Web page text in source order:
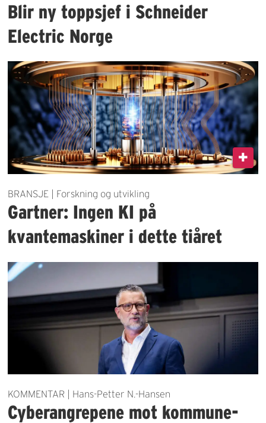
Blir ny toppsjef i Schneider
Electric Norge
BRANSJE | Forskning og utvikling
Gartner: Ingen KI på
kvantemaskiner i dette tiåret
KOMMENTAR | Hans-Petter N.-Hansen
Cyberangrepene mot kommune-